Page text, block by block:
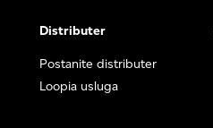
Distributer
Postanite distributer
Loopia usluga